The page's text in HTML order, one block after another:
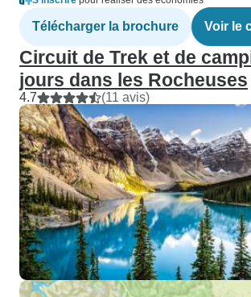
Télécharger la brochure Voir le
Circuit de Trek et de
jours dans les Rocheuses
4.7 (11 avis)